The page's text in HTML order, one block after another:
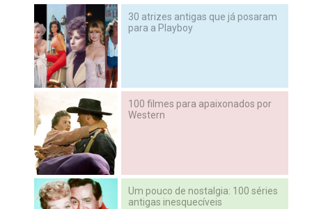
30 atrizes antigas que já posaram
para a Playboy
100 filmes para apaixonados por
Western
Um pouco de nostalgia: 100 séries
antigas inesquecíveis